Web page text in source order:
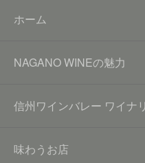
ホーム
NAGANO WINEの魅力
信州ワインバレー ワイナ
味わうお店